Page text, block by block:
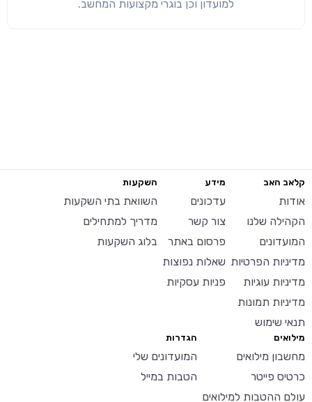
למועדון וכן בוגרי מקצועות המחשב.
קלאב האב
אודות
הקהילה שלנו
המועדונים
מדיניות הפרטיות
מדיניות עוגיות
מדיניות תמונות
תנאי שימוש
מידע
עדכונים
צור קשר
פרסום באתר
שאלות נפוצות
פניות עסקיות
השקעות
השוואת בתי השקעות
מדריך למתחילים
בלוג השקעות
מילואים
מחשבון מילואים
כרטיס פייטר
עולם ההטבות למילואים
הגדרות
המועדונים שלי
הטבות במייל